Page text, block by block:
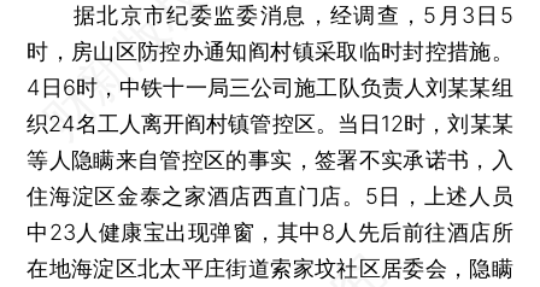
据北京市纪委监委消息，经调查，5月3日5
时，房山区防控办通知阎村镇采取临时封控措施。
4日6时，中铁十一局三公司施工队负责人刘某某组
织24名工人离开阎村镇管控区。当日12时，刘某某
等人隐瞒来自管控区的事实，签署不实承诺书，入
住海淀区金泰之家酒店西直门店。5日，上述人员
中23人健康宝出现弹窗，其中8人先后前往酒店所
在地海淀区北太平庄街道索家坟社区居委会，隐瞒